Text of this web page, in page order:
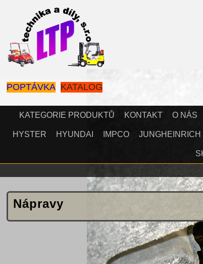
POPTÁVKA KATALOG
KATEGORIE PRODUKTŮ KONTAKT O NÁS
HYSTER HYUNDAI IMPCO JUNGHEINRICH
Nápravy